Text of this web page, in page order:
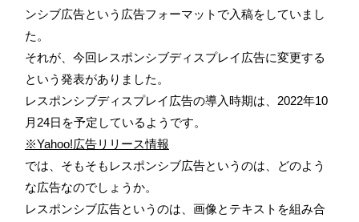
ンシブ広告という広告フォーマットで入稿をしていまし
た。
それが、今回レスポンシブディスプレイ広告に変更する
という発表がありました。
レスポンシブディスプレイ広告の導入時期は、2022年10
月24日を予定しているようです。
※Yahoo!広告リリース情報
では、そもそもレスポンシブ広告というのは、どのよう
な広告なのでしょうか。
レスポンシブ広告というのは、画像とテキストを組み合